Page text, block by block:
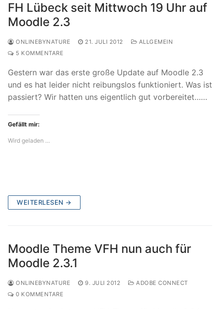
FH Lübeck seit Mittwoch 19 Uhr auf
Moodle 2.3
ONLINEBYNATURE 21. JULI 2012
ALLGEMEIN
5 KOMMENTARE
Gestern war das erste große Update auf Moodle 2.3
und es hat leider nicht reibungslos funktioniert. Was ist
passiert? Wir hatten uns eigentlich gut vorbereitet……
Gefällt mir:
Wird geladen …
WEITERLESEN →
Moodle Theme VFH nun auch für
Moodle 2.3.1
ONLINEBYNATURE 9. JULI 2012
ADOBE CONNECT
0 KOMMENTARE